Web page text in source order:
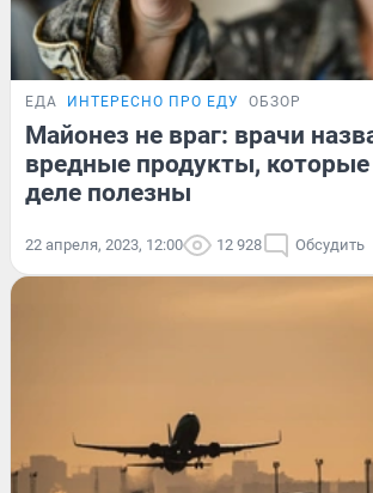
ЕДА ИНТЕРЕСНО ПРО ЕДУ ОБЗОР
Майонез не враг: врачи
вредные продукты,
деле полезны
22 апреля, 2023, 12:00 12 928 Обсудить